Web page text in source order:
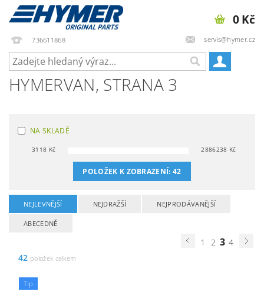
736611868 servis@hymer.cz
0 Kč
HYMERVAN, STRANA 3
NA SKLADĚ
3118 Kč 2886238 Kč
POLOŽEK K ZOBRAZENÍ:42
NEJLEVNĚJŠÍ NEJDRAŽŠÍ NEJPRODÁVANĚJŠÍ
ABECEDNĚ
1 2 3 4
42 položek celkem
Tip